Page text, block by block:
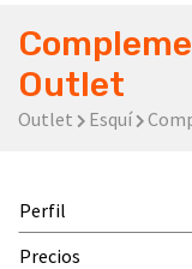
Outlet
Outlet Esquí
Perfil
Precios